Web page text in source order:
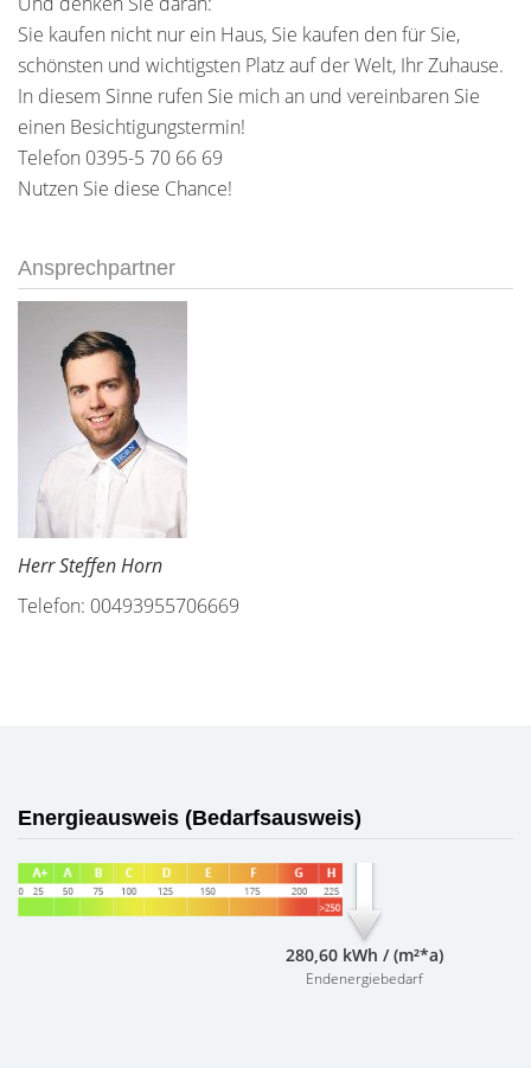
Sie kaufen nicht nur ein Haus, Sie kaufen den für Sie,
schönsten und wichtigsten Platz auf der Welt, Ihr Zuhause.
In diesem Sinne rufen Sie mich an und vereinbaren Sie
einen Besichtigungstermin!
Telefon 0395-5 70 66 69
Nutzen Sie diese Chance!
Ansprechpartner
Herr Steffen Horn
Telefon: 00493955706669
Energieausweis (Bedarfsausweis)
280,60 kWh / (m²*a)
Endenergiebedarf